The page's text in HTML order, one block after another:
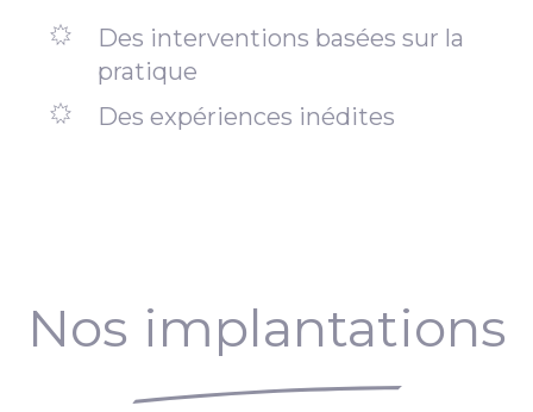
Des interventions basées sur la
pratique
Des expériences inédites
Nos implantations